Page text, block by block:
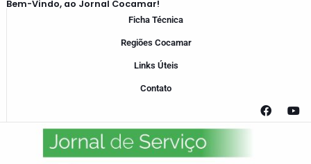
Bem-Vindo, ao Jornal Cocamar!
Ficha Técnica
Regiões Cocamar
Links Úteis
Contato